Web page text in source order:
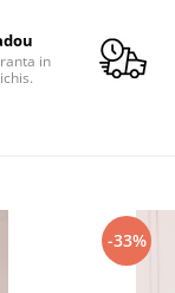
in
-33%